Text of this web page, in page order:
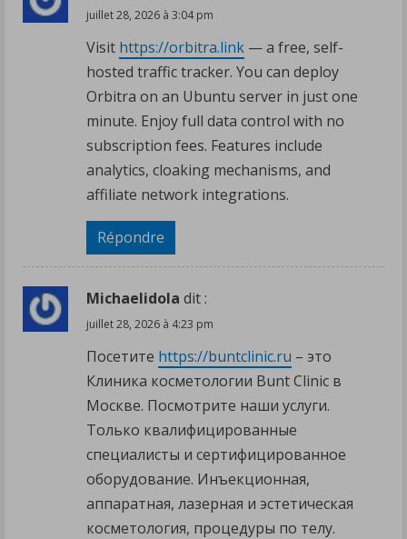
juillet 28, 2026 à 3:04 pm
Visit https://orbitra.link — a free, self-
hosted traffic tracker. You can deploy
Orbitra on an Ubuntu server in just one
minute. Enjoy full data control with no
subscription fees. Features include
analytics, cloaking mechanisms, and
affiliate network integrations.
Répondre
Michaelidola dit :
juillet 28, 2026 à 4:23 pm
Посетите https://buntclinic.ru – это
Клиника косметологии Bunt Clinic в
Москве. Посмотрите наши услуги.
Только квалифицированные
специалисты и сертифицированное
оборудование. Инъекционная,
аппаратная, лазерная и эстетическая
косметология, процедуры по телу.